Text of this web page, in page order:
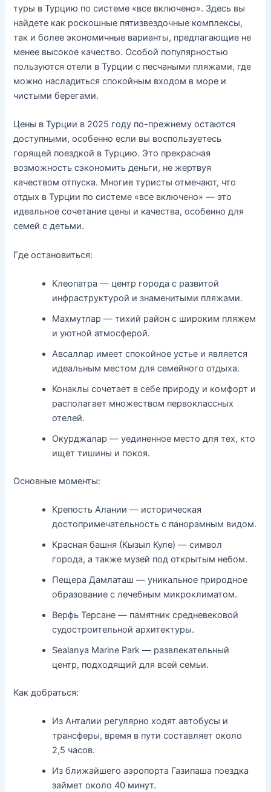
туры в Турцию по системе «все включено». Здесь вы
найдете как роскошные пятизвездочные комплексы,
так и более экономичные варианты, предлагающие не
менее высокое качество. Особой популярностью
пользуются отели в Турции с песчаными пляжами, где
можно насладиться спокойным входом в море и
чистыми берегами.
Цены в Турции в 2025 году по-прежнему остаются
доступными, особенно если вы воспользуетесь
горящей поездкой в ​​Турцию. Это прекрасная
возможность сэкономить деньги, не жертвуя
качеством отпуска. Многие туристы отмечают, что
отдых в Турции по системе «все включено» — это
идеальное сочетание цены и качества, особенно для
семей с детьми.
Где остановиться:
Клеопатра — центр города с развитой
инфраструктурой и знаменитыми пляжами.
Махмутлар — тихий район с широким пляжем
и уютной атмосферой.
Авсаллар имеет спокойное устье и является
идеальным местом для семейного отдыха.
Конаклы сочетает в себе природу и комфорт и
располагает множеством первоклассных
отелей.
Окурджалар — уединенное место для тех, кто
ищет тишины и покоя.
Основные моменты:
Крепость Алании — историческая
достопримечательность с панорамным видом.
Красная башня (Кызыл Куле) — символ
города, а также музей под открытым небом.
Пещера Дамлаташ — уникальное природное
образование с лечебным микроклиматом.
Верфь Терсане — памятник средневековой
судостроительной архитектуры.
Sealanya Marine Park — развлекательный
центр, подходящий для всей семьи.
Как добраться:
Из Анталии регулярно ходят автобусы и
трансферы, время в пути составляет около
2,5 часов.
Из ближайшего аэропорта Газипаша поездка
займет около 40 минут.